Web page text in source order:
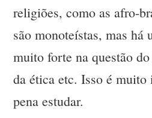
religiões, como as afro-
são monoteístas, mas há
muito forte na questão
da ética etc. Isso é muito
pena estudar.